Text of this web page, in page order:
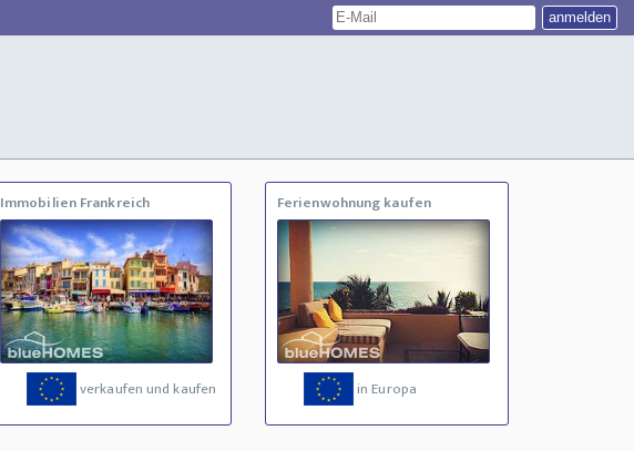
Immobilien Frankreich
verkaufen und kaufen
Ferienwohnung kaufen
in Europa